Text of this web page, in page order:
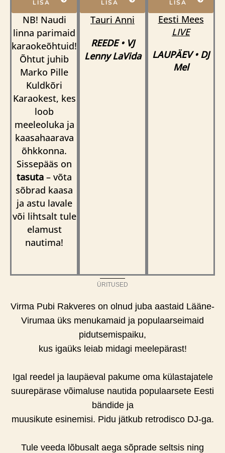
LISA
NB! Naudi
linna parimaid
karaokeõhtuid!
Õhtut juhib
Marko Pille
Kuldkõri
Karaokest, kes
loob
meeleoluka ja
kaasahaarava
õhkkonna.
Sissepääs on
tasuta – võta
sõbrad kaasa
ja astu lavale
või lihtsalt tule
elamust
nautima!
LISA
Tauri Anni
REEDE •VJ
Lenny LaVida
LISA
Eesti Mees
LIVE
LAUPÄEV•DJ
Mel
ÜRITUSED
Virma Pubi Rakveres on olnud juba aastaid Lääne-
Virumaa üks menukamaid ja populaarseimaid
pidutsemispaiku,
kus igaüks leiab midagi meelepärast!
Igal reedel ja laupäeval pakume oma külastajatele
suurepärase võimaluse nautida populaarsete Eesti
bändide ja
muusikute esinemisi. Pidu jätkub retrodisco DJ-ga.
Tule veeda lõbusalt aega sõprade seltsis ning